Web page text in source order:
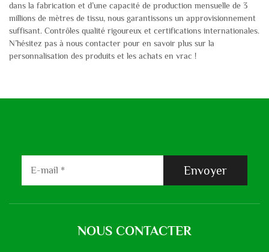
dans la fabrication et d’une capacité de production mensuelle de 3
millions de mètres de tissu, nous garantissons un approvisionnement
suffisant. Contrôles qualité rigoureux et certifications internationales.
N’hésitez pas à nous contacter pour en savoir plus sur la
personnalisation des produits et les achats en vrac !
Envoyer
NOUS CONTACTER